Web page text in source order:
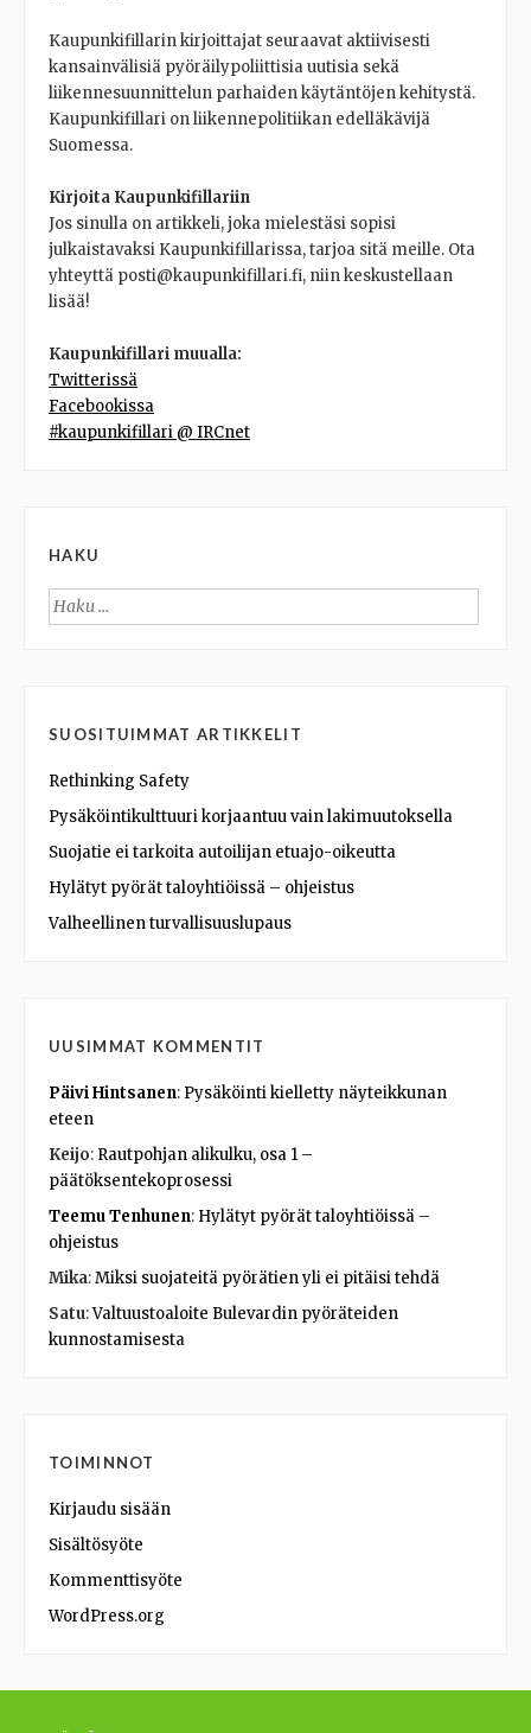
Kaupunkifillarin kirjoittajat seuraavat aktiivisesti
kansainvälisiä pyöräilypoliittisia uutisia sekä
liikennesuunnittelun parhaiden käytäntöjen kehitystä.
Kaupunkifillari on liikennepolitiikan edelläkävijä
Suomessa.
Kirjoita Kaupunkifillariin
Jos sinulla on artikkeli, joka mielestäsi sopisi
julkaistavaksi Kaupunkifillarissa, tarjoa sitä meille. Ota
yhteyttä posti@kaupunkifillari.fi, niin keskustellaan
lisää!
Kaupunkifillari muualla:
Twitterissä
Facebookissa
#kaupunkifillari @ IRCnet
HAKU
Haku:
SUOSITUIMMAT ARTIKKELIT
Rethinking Safety
Pysäköintikulttuuri korjaantuu vain lakimuutoksella
Suojatie ei tarkoita autoilijan etuajo-oikeutta
Hylätyt pyörät taloyhtiöissä – ohjeistus
Valheellinen turvallisuuslupaus
UUSIMMAT KOMMENTIT
Päivi Hintsanen: Pysäköinti kielletty näyteikkunan
eteen
Keijo: Rautpohjan alikulku, osa 1 –
päätöksentekoprosessi
Teemu Tenhunen: Hylätyt pyörät taloyhtiöissä –
ohjeistus
Mika:Miksi suojateitä pyörätien yli ei pitäisi tehdä
Satu:Valtuustoaloite Bulevardin pyöräteiden
kunnostamisesta
TOIMINNOT
Kirjaudu sisään
Sisältösyöte
Kommenttisyöte
WordPress.org